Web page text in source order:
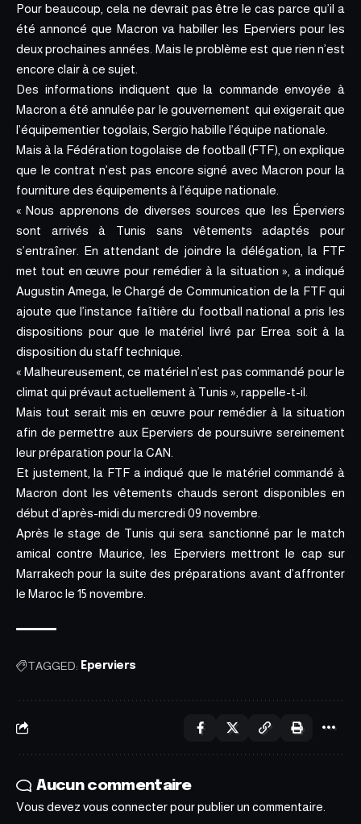
Pour beaucoup, cela ne devrait pas être le cas parce qu’il a
été annoncé que Macron va habiller les Eperviers pour les
deux prochaines années . Mais le problème est que rien n’est
encore clair à ce sujet.
Des informations indiquent que la commande envoyée à
Macron a été annulée par le gouvernement qui exigerait que
l’équipementier togolais, Sergio habille l’équipe nationale
Mais à la Fédération togolaise de football (FTF), on explique
que le contrat n’est pas encore signé avec Macron pour la
fourniture des équipements à l’équipe nationale
« Nous apprenons de diverses sources que les Éperviers
sont arrivés à Tunis sans vêtements adaptés pour
s’entraîner. En attendant de joindre la délégation, la FTF
met tout en œuvre pour remédier à la situation », a indiqué
Augustin Amega, le Chargé de Communication de la FTF qui
ajoute que l’instance faîtière du football national a pris les
dispositions pour que le matériel livré par Errea soit à la
disposition du staff technique.
« Malheureusement, ce matériel n’est pas commandé pour le
climat qui prévaut actuellement à Tunis », rappelle-t-il.
Mais tout serait mis en œuvre pour remédier à la situation
afin depermettre aux Eperviers de poursuivre sereinement
leur préparation pour la CAN
Et justement, la FTF a indiqué que le matériel commandé à
Macron dont les vêtements chauds seront disponibles en
début d’après-midi du mercredi 09 novembre.
Après le stage de Tunis qui sera sanctionné par le match
amical contre Maurice, les Eperviers mettront le cap sur
Marrakech pour la suite des préparations avant d’affronter
le Maroc le 15 novembre.
TAGGED: Eperviers
Aucun commentaire
Vous devez vous connecterpour publier un commentaire.